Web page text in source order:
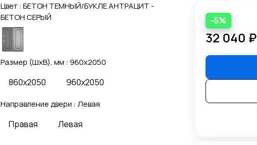
Цвет : БЕТОН ТЕМНЫЙ/БУКЛЕ АНТРАЦИТ -
БЕТОН СЕРЫЙ
Размер (ШхВ), мм : 960x2050
860x2050 960x2050
Направление двери : Левая
Правая Левая
-5%
32 040 ₽